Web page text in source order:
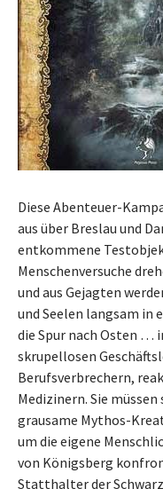
Diese Abenteuer-
aus über Breslau und
entkommene
Menschenversuche
und aus Gejagten
und Seelen langsam in
die Spur nach Osten …
skrupellosen
Berufsverbrechern,
Medizinern. Sie
grausame Mythos-
um die eigene
von Königsberg
Statthalter der